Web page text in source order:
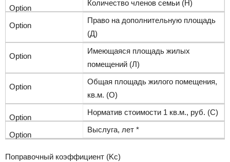
Количество членов семьи (Н)
Право на дополнительную площадь
(Д)
Имеющаяся площадь жилых
помещений (Л)
Общая площадь жилого помещения,
кв.м. (О)
Норматив стоимости 1 кв.м., руб. (С)
Выслуга, лет *
Поправочный коэффициент (Kс)